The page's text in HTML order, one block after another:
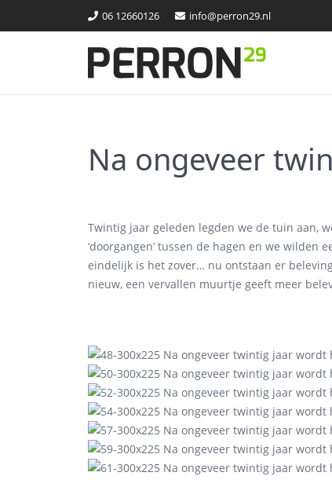
06 12660126 info@perron29.nl
Na ongeveer
Twintig jaar geleden legden we de tuin aan,
‘doorgangen’ tussen de hagen en we
eindelijk is het zover… nu ontstaan er
nieuw, een vervallen muurtje geeft meer